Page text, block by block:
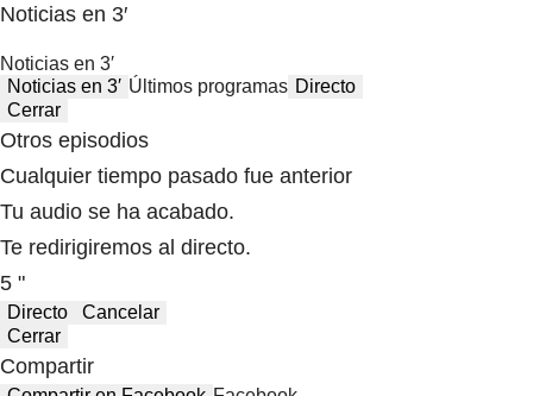
Noticias en 3′
Noticias en 3′
Noticias en 3′ Últimos programas Directo
Cerrar
Otros episodios
Cualquier tiempo pasado fue anterior
Tu audio se ha acabado.
Te redirigiremos al directo.
5 "
Directo
Cancelar
Cerrar
Compartir